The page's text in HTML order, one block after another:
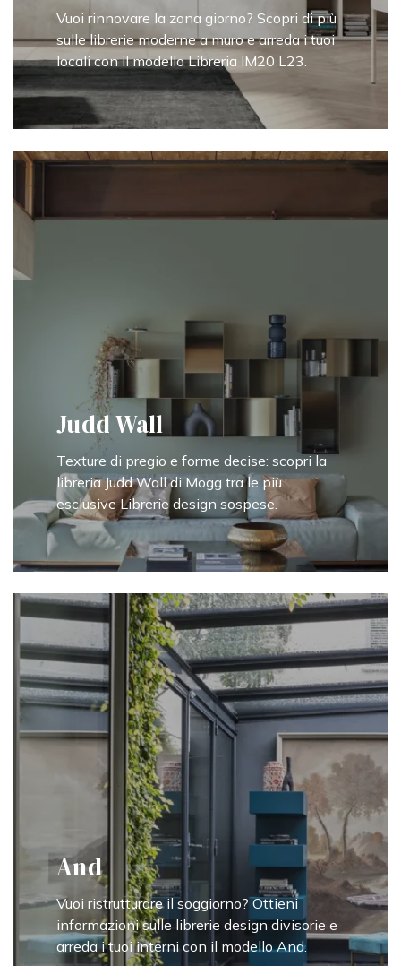
Vuoi rinnovare la zona giorno? Scopri di più
sulle librerie moderne a muro e arreda i tuoi
locali con il modello Libreria IM20 L23.
Judd Wall
Texture di pregio e forme decise: scopri la
libreria Judd Wall di Mogg tra le più
esclusive Librerie design sospese.
And
Vuoi ristrutturare il soggiorno? Ottieni
informazioni sulle librerie design divisorie e
arreda i tuoi interni con il modello And.